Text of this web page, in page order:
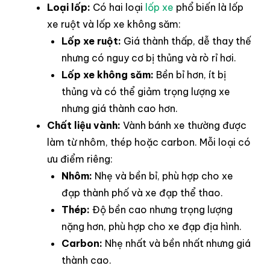
Loại lốp: Có hai loại lốp xe phổ biến là lốp
xe ruột và lốp xe không săm:
Lốp xe ruột: Giá thành thấp, dễ thay thế
nhưng có nguy cơ bị thủng và rò rỉ hơi.
Lốp xe không săm: Bền bỉ hơn, ít bị
thủng và có thể giảm trọng lượng xe
nhưng giá thành cao hơn.
Chất liệu vành: Vành bánh xe thường được
làm từ nhôm, thép hoặc carbon. Mỗi loại có
ưu điểm riêng:
Nhôm: Nhẹ và bền bỉ, phù hợp cho xe
đạp thành phố và xe đạp thể thao.
Thép: Độ bền cao nhưng trọng lượng
nặng hơn, phù hợp cho xe đạp địa hình.
Carbon: Nhẹ nhất và bền nhất nhưng giá
thành cao.